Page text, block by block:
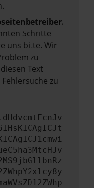
Schritte
uns bitte. Wir
zu
Text
zu